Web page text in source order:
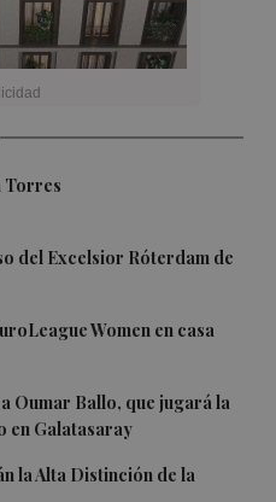
Torres
del Excelsior Róterdam de
Women en casa
Oumar Ballo, que jugará la
en Galatasaray
la Alta Distinción de la